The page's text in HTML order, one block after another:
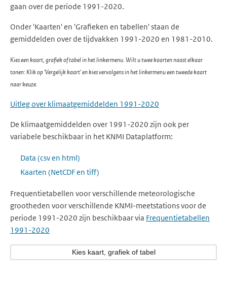
gaan over de periode 1991-2020.
Onder 'Kaarten' en 'Grafieken en tabellen' staan de
gemiddelden over de tijdvakken 1991-2020 en 1981-2010.
Kies een kaart, grafiek of tabel in het linkermenu. Wilt u twee kaarten naast elkaar
tonen: Klik op 'Vergelijk kaart' en kies vervolgens in het linkermenu een tweede kaart
naar keuze.
Uitleg over klimaatgemiddelden 1991-2020
De klimaatgemiddelden over 1991-2020 zijn ook per
variabele beschikbaar in het KNMI Dataplatform:
Data (csv en html)
Kaarten (NetCDF en tiff)
Frequentietabellen voor verschillende meteorologische
grootheden voor verschillende KNMI-meetstations voor de
periode 1991-2020 zijn beschikbaar via Frequentietabellen
1991-2020
Kies kaart, grafiek of tabel